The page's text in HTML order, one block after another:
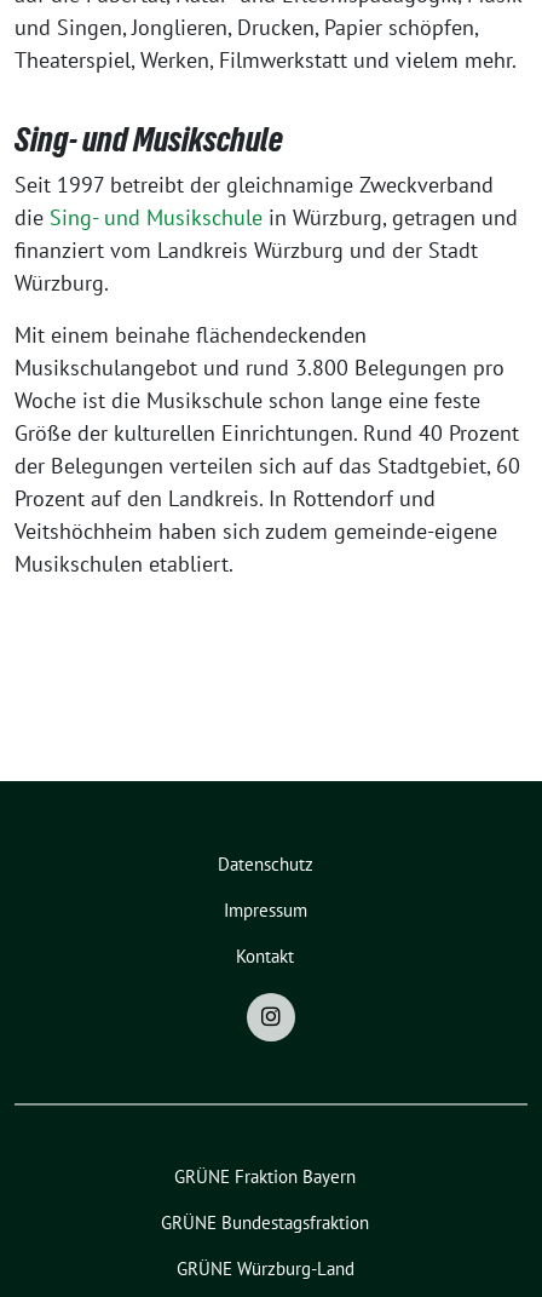
und Singen, Jonglieren, Drucken, Papier schöpfen,
Theaterspiel, Werken, Filmwerkstatt und vielem mehr.
Sing- und Musikschule
Seit 1997 betreibt der gleichnamige Zweckverband
die Sing- und Musikschule in Würzburg, getragen und
finanziert vom Landkreis Würzburg und der Stadt
Würzburg.
Mit einem beinahe flächendeckenden
Musikschulangebot und rund 3.800 Belegungen pro
Woche ist die Musikschule schon lange eine feste
Größe der kulturellen Einrichtungen. Rund 40 Prozent
der Belegungen verteilen sich auf das Stadtgebiet, 60
Prozent auf den Landkreis. In Rottendorf und
Veitshöchheim haben sich zudem gemeinde-eigene
Musikschulen etabliert.
Datenschutz
Impressum
Kontakt
GRÜNE Fraktion Bayern
GRÜNE Bundestagsfraktion
GRÜNE Würzburg-Land